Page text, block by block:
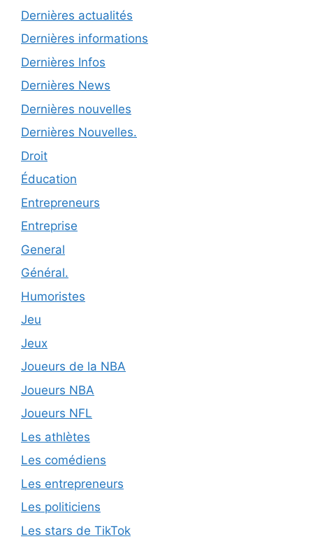
Dernières actualités
Dernières informations
Dernières Infos
Dernières News
Dernières nouvelles
Dernières Nouvelles.
Droit
Éducation
Entrepreneurs
Entreprise
General
Général.
Humoristes
Jeu
Jeux
Joueurs de la NBA
Joueurs NBA
Joueurs NFL
Les athlètes
Les comédiens
Les entrepreneurs
Les politiciens
Les stars de TikTok